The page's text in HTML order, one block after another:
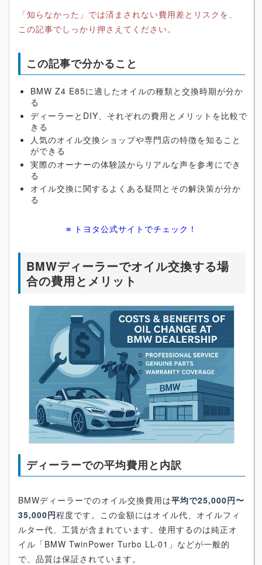
「知らなかった」では済まされない費用差とリスクを、
この記事でしっかり押さえてください。
この記事で分かること
BMW Z4 E85に適したオイルの種類と交換時期が分か
る
ディーラーとDIY、それぞれの費用とメリットを比較で
きる
人気のオイル交換ショップや専門店の特徴を知ること
ができる
実際のオーナーの体験談からリアルな声を参考にでき
る
オイル交換に関するよくある疑問とその解決策が分か
る
≡ トヨタ公式サイトでチェック！
BMWディーラーでオイル交換する場
合の費用とメリット
ディーラーでの平均費用と内訳
BMWディーラーでのオイル交換費用は平均で25,000円〜
35,000円程度です。この金額にはオイル代、オイルフィ
ルター代、工賃が含まれています。使用するのは純正オ
イル「BMW TwinPower Turbo LL-01」などが一般的
で、品質は保証されています。